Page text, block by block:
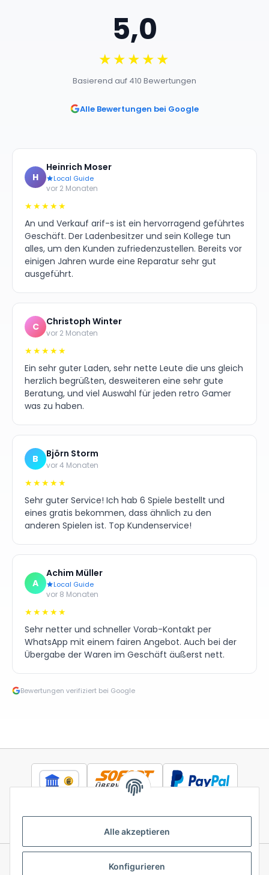
Alle akzeptieren
Konfigurieren
5,0
★★★★★
Basierend auf 410 Bewertungen
Alle Bewertungen bei Google
H
Heinrich Moser
Local Guide
vor 2 Monaten
★★★★★
An und Verkauf arif-s ist ein hervorragend geführtes
Geschäft. Der Ladenbesitzer und sein Kollege tun
alles, um den Kunden zufriedenzustellen. Bereits vor
einigen Jahren wurde eine Reparatur sehr gut
ausgeführt.
C Christoph Winter
vor 2 Monaten
★★★★★
Ein sehr guter Laden, sehr nette Leute die uns gleich
herzlich begrüßten, desweiteren eine sehr gute
Beratung, und viel Auswahl für jeden retro Gamer
was zu haben.
B Björn Storm
vor 4 Monaten
★★★★★
Sehr guter Service! Ich hab 6 Spiele bestellt und
eines gratis bekommen, dass ähnlich zu den
anderen Spielen ist. Top Kundenservice!
A
Achim Müller
Local Guide
vor 8 Monaten
★★★★★
Sehr netter und schneller Vorab-Kontakt per
WhatsApp mit einem fairen Angebot. Auch bei der
Übergabe der Waren im Geschäft äußerst nett.
Bewertungen verifiziert bei Google